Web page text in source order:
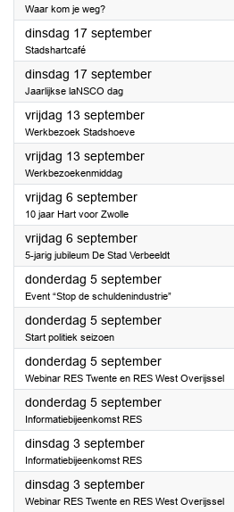
Waar kom je weg?
dinsdag 17 september2024
Stadshartcafé
dinsdag 17 september2024
Jaarlijkse laNSCO dag
vrijdag 13 september2024
Werkbezoek Stadshoeve
vrijdag 13 september2024
Werkbezoekenmiddag
vrijdag 6 september2024
10 jaar Hart voor Zwolle
vrijdag 6 september2024
5-jarig jubileum De Stad Verbeeldt
donderdag 5 september2024
Event “Stop de schuldenindustrie”
donderdag 5 september2024
Start politiek seizoen
donderdag 5 september2024
Webinar RES Twente en RES West Overijssel
donderdag 5 september2024
Informatiebijeenkomst RES
dinsdag 3 september2024
Informatiebijeenkomst RES
dinsdag 3 september2024
Webinar RES Twente en RES West Overijssel